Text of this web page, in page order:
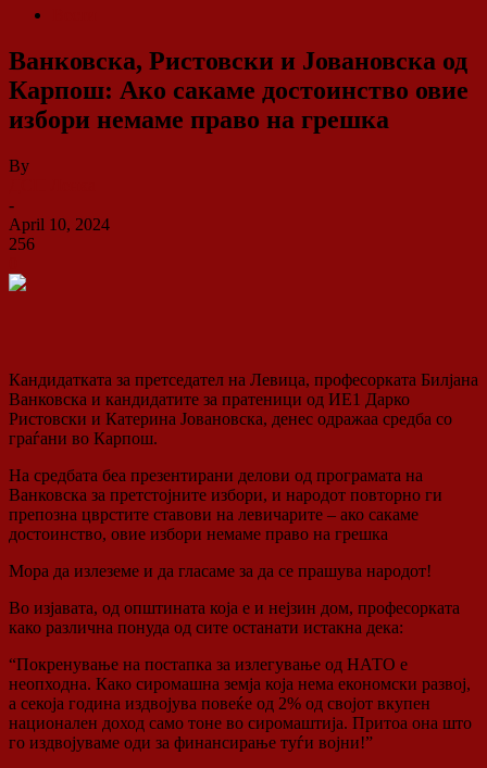
Ванковска, Ристовски и Јовановска од
Карпош: Ако сакаме достоинство овие
избори немаме право на грешка
By
-
April 10, 2024
256
Кандидатката за претседател на Левица, професорката Билјана
Ванковска и кандидатите за пратеници од ИЕ1 Дарко
Ристовски и Катерина Јовановска, денес одражаа средба со
граѓани во Карпош.
На средбата беа презентирани делови од програмата на
Ванковска за претстојните избори, и народот повторно ги
препозна цврстите ставови на левичарите – ако сакаме
достоинство, овие избори немаме право на грешка
Мора да излеземе и да гласаме за да се прашува народот!
Во изјавата, од општината која е и нејзин дом, професорката
како различна понуда од сите останати истакна дека:
“Покренување на постапка за излегување од НАТО е
неопходна. Како сиромашна земја која нема економски развој,
а секоја година издвојува повеќе од 2% од својот вкупен
национален доход само тоне во сиромаштија. Притоа она што
го издвојуваме оди за финансирање туѓи војни!”